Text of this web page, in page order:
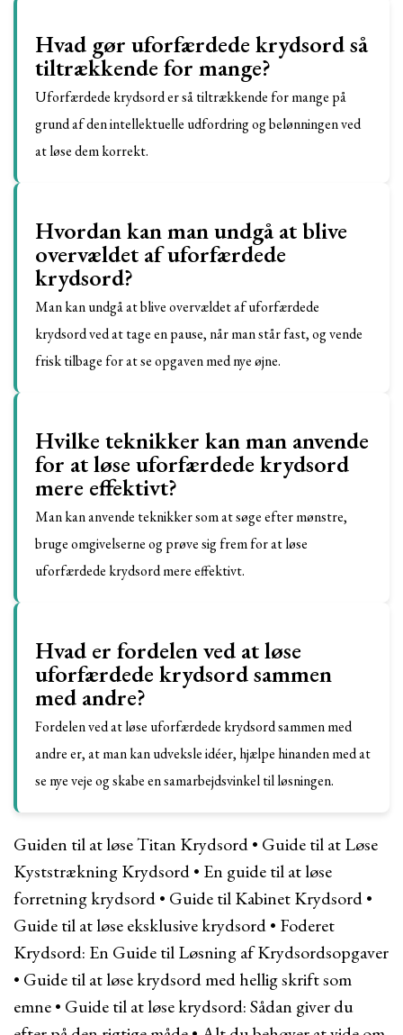
Hvad gør uforfærdede krydsord så
tiltrækkende for mange?
Uforfærdede krydsord er så tiltrækkende for mange på
grund af den intellektuelle udfordring og belønningen ved
at løse dem korrekt.
Hvordan kan man undgå at blive
overvældet af uforfærdede
krydsord?
Man kan undgå at blive overvældet af uforfærdede
krydsord ved at tage en pause, når man står fast, og vende
frisk tilbage for at se opgaven med nye øjne.
Hvilke teknikker kan man anvende
for at løse uforfærdede krydsord
mere effektivt?
Man kan anvende teknikker som at søge efter mønstre,
bruge omgivelserne og prøve sig frem for at løse
uforfærdede krydsord mere effektivt.
Hvad er fordelen ved at løse
uforfærdede krydsord sammen
med andre?
Fordelen ved at løse uforfærdede krydsord sammen med
andre er, at man kan udveksle idéer, hjælpe hinanden med at
se nye veje og skabe en samarbejdsvinkel til løsningen.
Guiden til at løse Titan Krydsord• Guide til at Løse
Kyststrækning Krydsord• En guide til at løse
forretning krydsord• Guide til Kabinet Krydsord•
Guide til at løse eksklusive krydsord• Foderet
Krydsord: En Guide til Løsning af Krydsordsopgaver
• Guide til at løse krydsord med hellig skrift som
emne• Guide til at løse krydsord: Sådan giver du